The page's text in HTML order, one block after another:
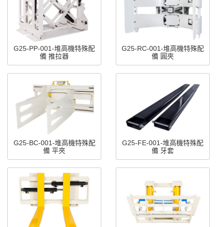
G25-PP-001-堆高機特殊配
備 推拉器
G25-RC-001-堆高機特殊配
備 圓夾
G25-BC-001-堆高機特殊配
備 平夾
G25-FE-001-堆高機特殊配
備 牙套